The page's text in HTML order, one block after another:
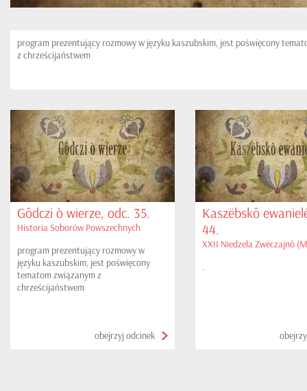
program prezentujący rozmowy w języku kaszubskim, jest poświęcony
z chrześcijaństwem
Gôdczi ò wierze, odc. 35.
Historia Soborów Powszechnych
program prezentujący rozmowy w
języku kaszubskim, jest poświęcony
tematom związanym z
chrześcijaństwem
obejrzyj odcinek
Kaszëbskô
44.
XXII Niedzela Zwëczajnô
.